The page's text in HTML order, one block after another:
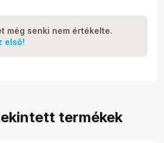
még senki nem értékelte.
első!
termékek